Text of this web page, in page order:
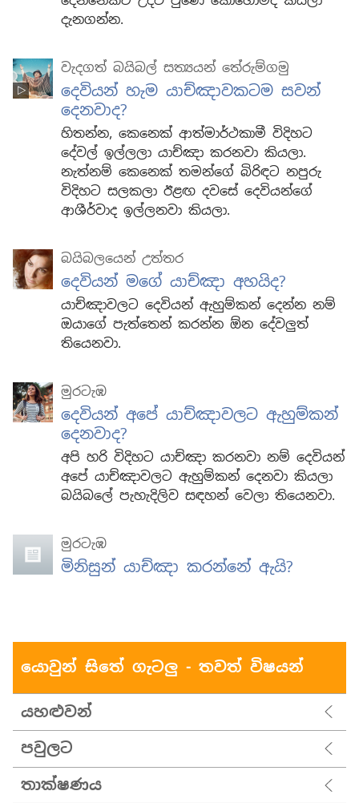
දැනගන්න.
වැදගත් බයිබල් සත්‍යයන් තේරුම්ගමු
දෙවියන් හැම යාච්ඤාවකටම සවන්
දෙනවාද?
හිතන්න, කෙනෙක් ආත්මාර්ථකාමී විදිහට
දේවල් ඉල්ලලා යාච්ඤා කරනවා කියලා.
නැත්නම් කෙනෙක් තමන්ගේ බිරිඳට නපුරු
විදිහට සලකලා ඊළඟ දවසේ දෙවියන්ගේ
ආශීර්වාද ඉල්ලනවා කියලා.
බයිබලයෙන් උත්තර
දෙවියන් මගේ යාච්ඤා අහයිද?
යාච්ඤාවලට දෙවියන් ඇහුම්කන් දෙන්න නම්
ඔයාගේ පැත්තෙන් කරන්න ඕන දේවලුත්
තියෙනවා.
මුරටැඹ
දෙවියන් අපේ යාච්ඤාවලට ඇහුම්කන්
දෙනවාද?
අපි හරි විදිහට යාච්ඤා කරනවා නම් දෙවියන්
අපේ යාච්ඤාවලට ඇහුම්කන් දෙනවා කියලා
බයිබලේ පැහැදිලිව සඳහන් වෙලා තියෙනවා.
මුරටැඹ
මිනිසුන් යාච්ඤා කරන්නේ ඇයි?
යොවුන් සිතේ ගැටලු - තවත් විෂයන්
යහළුවන්
පවුලට
තාක්ෂණය